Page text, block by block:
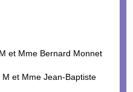
et Mme Bernard Monnet
et Mme Jean-Baptiste